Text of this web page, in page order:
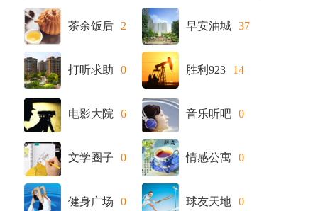
茶余饭后 2 早安油城 37
打听求助 0 胜利923 14
电影大院 6 音乐听吧 0
文学圈子 0 情感公寓 0
健身广场 0 球友天地 0